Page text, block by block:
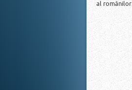
al românilor.